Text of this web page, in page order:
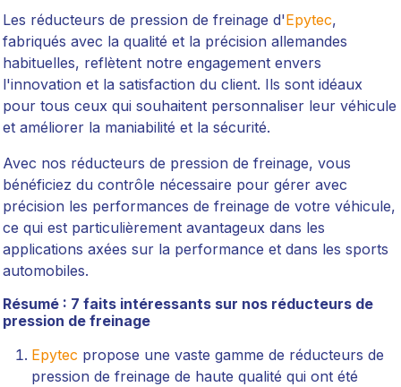
Les réducteurs de pression de freinage d'Epytec,
fabriqués avec la qualité et la précision allemandes
habituelles, reflètent notre engagement envers
l'innovation et la satisfaction du client. Ils sont idéaux
pour tous ceux qui souhaitent personnaliser leur véhicule
et améliorer la maniabilité et la sécurité.
Avec nos réducteurs de pression de freinage, vous
bénéficiez du contrôle nécessaire pour gérer avec
précision les performances de freinage de votre véhicule,
ce qui est particulièrement avantageux dans les
applications axées sur la performance et dans les sports
automobiles.
Résumé : 7 faits intéressants sur nos réducteurs de
pression de freinage
Epytec propose une vaste gamme de réducteurs de
pression de freinage de haute qualité qui ont été